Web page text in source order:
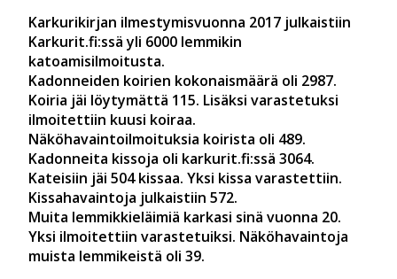
Karkurikirjan ilmestymisvuonna 2017 julkaistiin
Karkurit.fi:ssä yli 6000 lemmikin
katoamisilmoitusta.
Kadonneiden koirien kokonaismäärä oli 2987.
Koiria jäi löytymättä 115. Lisäksi varastetuksi
ilmoitettiin kuusi koiraa.
Näköhavaintoilmoituksia koirista oli 489.
Kadonneita kissoja oli karkurit.fi:ssä 3064.
Kateisiin jäi 504 kissaa. Yksi kissa varastettiin.
Kissahavaintoja julkaistiin 572.
Muita lemmikkieläimiä karkasi sinä vuonna 20.
Yksi ilmoitettiin varastetuiksi. Näköhavaintoja
muista lemmikeistä oli 39.